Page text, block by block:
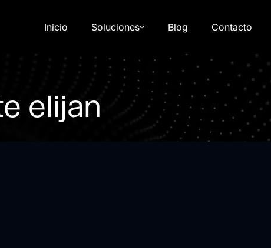
Inicio Soluciones Blog Contacto
elijan